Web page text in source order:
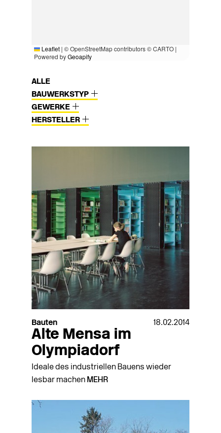
Leaflet | © OpenStreetMap contributors © CARTO |
Powered byGeoapify
ALLE
BAUWERKSTYP
GEWERKE
HERSTELLER
Bauten 18.02.2014
Alte Mensa im
Olympiadorf
Ideale des industriellen Bauens wieder
lesbar machen MEHR